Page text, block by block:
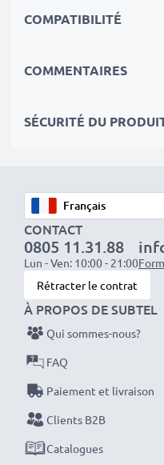
divers appareils photo
Coolpix / D / Z, Olympus
compatible avec les
(non étanche)
pour appareils photo
qualité supérieure et de
pourquoi ils sont
COMPATIBILITÉ
COMMENTAIRES
SÉCURITÉ DU
CONTACT
0805 11.31.88
Lun - Ven: 10:00 - 21:00
Rétracter le contrat
À PROPOS DE SUBTEL
Qui sommes-nous?
FAQ
Paiement et livraison
Clients B2B
Catalogues